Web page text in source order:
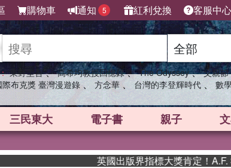
購物車 通知 5 紅利兌換 客服中心
東野圭吾 、 高希均教授回憶錄 、 The Odyssey 、 父親節
際布克獎 臺灣漫遊錄 、 方念華 、 台灣的李登輝時代 、 數
三民東大 電子書 親子
英國出版界指標大獎肯定！A.F.